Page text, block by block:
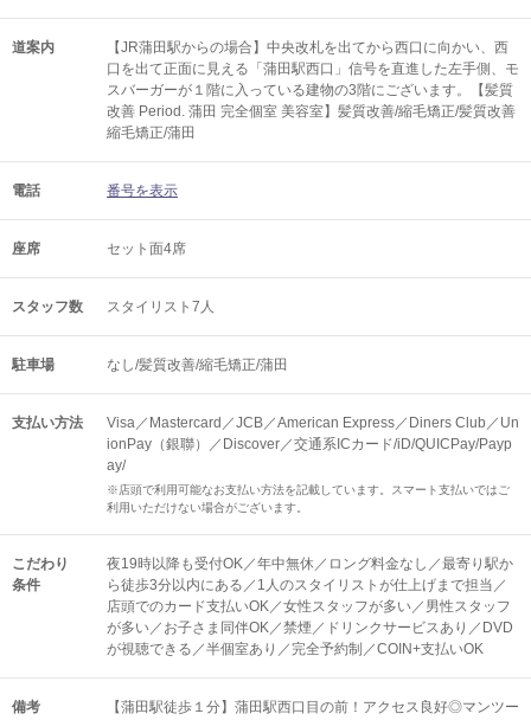
道案内
【JR蒲田駅からの場合】中央改札を出てから西口に向かい、西
口を出て正面に見える「蒲田駅西口」信号を直進した左手側、モ
スバーガーが１階に入っている建物の3階にございます。【髪質
改善 Period. 蒲田 完全個室 美容室】髪質改善/縮毛矯正/髪質改善
縮毛矯正/蒲田
電話 番号を表示
座席 セット面4席
スタッフ数 スタイリスト7人
駐車場 なし/髪質改善/縮毛矯正/蒲田
支払い方法
Visa／Mastercard／JCB／American Express／Diners Club／Un
ionPay（銀聯）／Discover／交通系ICカード/iD/QUICPay/Payp
ay/
※店頭で利用可能なお支払い方法を記載しています。スマート支払いではご
利用いただけない場合がございます。
こだわり
条件
夜19時以降も受付OK／年中無休／ロング料金なし／最寄り駅か
ら徒歩3分以内にある／1人のスタイリストが仕上げまで担当／
店頭でのカード支払いOK／女性スタッフが多い／男性スタッフ
が多い／お子さま同伴OK／禁煙／ドリンクサービスあり／DVD
が視聴できる／半個室あり／完全予約制／COIN+支払いOK
備考 【蒲田駅徒歩１分】蒲田駅西口目の前！アクセス良好◎マンツー